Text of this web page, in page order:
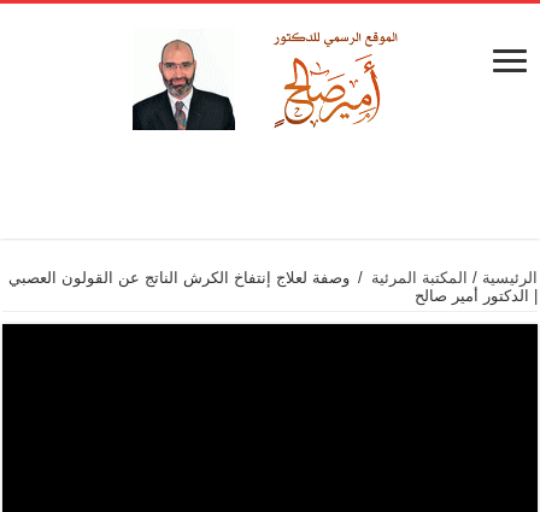
الرئيسية / المكتبة المرئية / وصفة لعلاج إنتفاخ الكرش الناتج عن القولون العصبي
| الدكتور أمير صالح